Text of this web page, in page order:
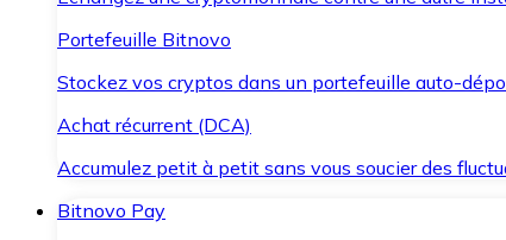
Portefeuille Bitnovo
Stockez vos cryptos dans un portefeuille auto-
Achat récurrent (DCA)
Accumulez petit à petit sans vous soucier des
Bitnovo Pay